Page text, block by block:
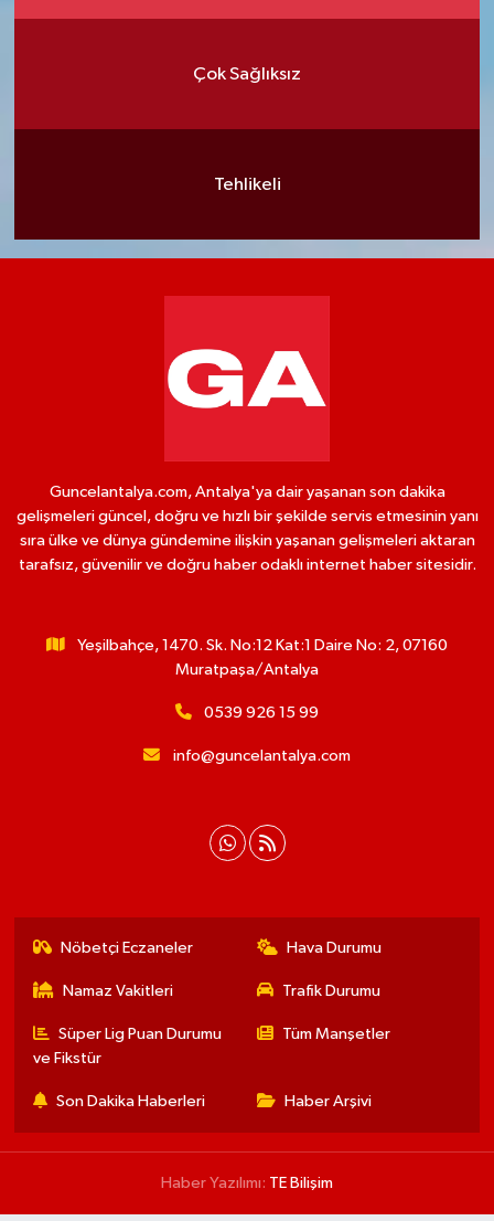
Çok Sağlıksız
Tehlikeli
Guncelantalya.com, Antalya'ya dair yaşanan son dakika
gelişmeleri güncel, doğru ve hızlı bir şekilde servis etmesinin yanı
sıra ülke ve dünya gündemine ilişkin yaşanan gelişmeleri aktaran
tarafsız, güvenilir ve doğru haber odaklı internet haber sitesidir.
Yeşilbahçe, 1470. Sk. No:12 Kat:1 Daire No: 2, 07160
Muratpaşa/Antalya
0539 926 15 99
info@guncelantalya.com
Nöbetçi Eczaneler Hava Durumu
Namaz Vakitleri Trafik Durumu
Süper Lig Puan Durumu
ve Fikstür
Tüm Manşetler
Son Dakika Haberleri Haber Arşivi
Haber Yazılımı: TE Bilişim